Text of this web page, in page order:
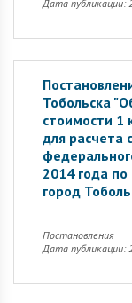
Дата публикации:
Тобольска
стоимости
для расчета
2014 года
город
Постановления
Дата публикации: